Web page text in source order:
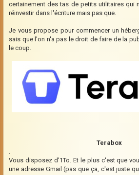
certainement des tas de petits utilitaires qui
réinvestir dans l'écriture mais pas que.
Je vous propose pour commencer un
sais que l'on n'a pas le droit de faire de la
le coup.
Terabox
.
Vous disposez d'1To. Et le plus c'est que
une adresse Gmail (pas que ça, c'est juste